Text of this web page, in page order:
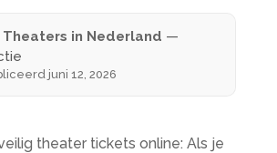
Theaters in Nederland —
juni 12, 2026
theater tickets online: Als je